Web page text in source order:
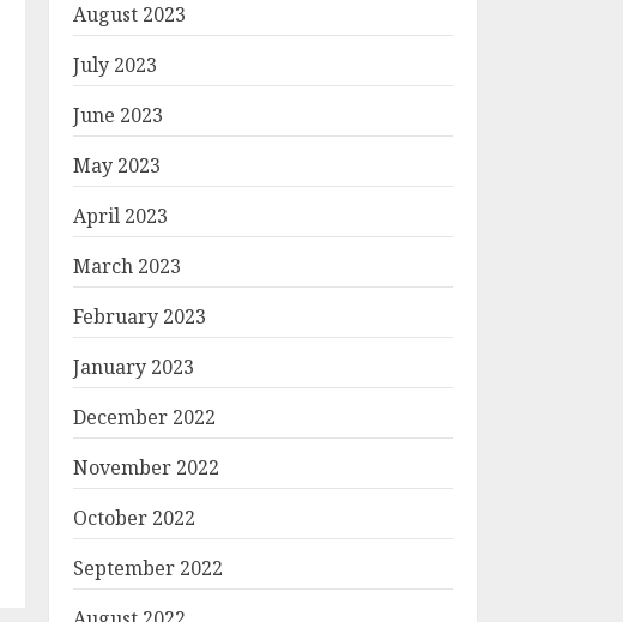
August 2023
July 2023
June 2023
May 2023
April 2023
March 2023
February 2023
January 2023
December 2022
November 2022
October 2022
September 2022